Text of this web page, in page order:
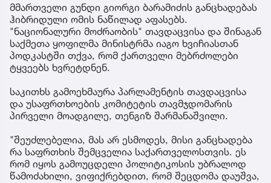
მმართველი გუნდი გიორგი ბარამიძის განცხადებას
ჰიბრიდული ომის ნაწილად აფასებს.
"ნაციონალური მოძრაობის" თავდაცვისა და შინაგან
საქმეთა ყოფილმა მინისტრმა იაგო ხვიჩიასთან
პოდკასტში თქვა, რომ ქართველი მებრძოლები
ტყვეებს ხვრეტდნენ.
საკითხს გამოეხმაურა პარლამენტის თავდაცვისა
და უსაფრთხოების კომიტეტის თავმჯდომარის
პირველი მოადგილე, თენგიზ შარმანაშვილი.
"შეუძლებელია, მას არ ესმოდეს, მისი განცხადება
რა საფრთხის შემცველია საქართველოსთვის. ეს
რომ იყოს გამოუცდელი პოლიტიკოსის უბრალოდ
წამოძახილი, ვიფიქრებდით, რომ შეცდომა დაუშვა,